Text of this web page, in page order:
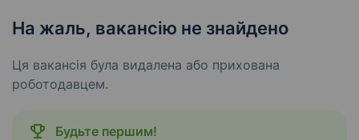
На жаль, вакансію не знайдено
Ця вакансія була видалена або прихована
роботодавцем.
Будьте першим!